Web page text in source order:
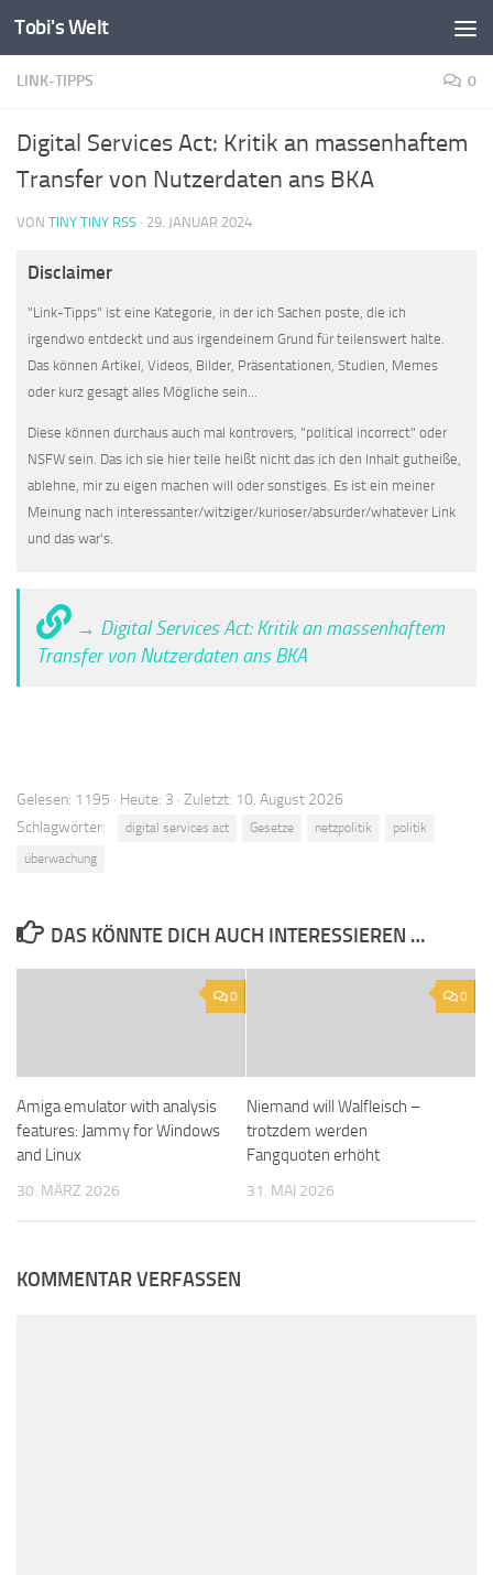
Zum Inhalt springen
Tobi's Welt
LINK-TIPPS 0
Digital Services Act: Kritik an massenhaftem
Transfer von Nutzerdaten ans BKA
VON TINY TINY RSS · 29. JANUAR 2024
Disclaimer
"Link-Tipps" ist eine Kategorie, in der ich Sachen poste, die ich
irgendwo entdeckt und aus irgendeinem Grund für teilenswert halte.
Das können Artikel, Videos, Bilder, Präsentationen, Studien, Memes
oder kurz gesagt alles Mögliche sein...
Diese können durchaus auch mal kontrovers, "political incorrect" oder
NSFW sein. Das ich sie hier teile heißt nicht das ich den Inhalt gutheiße,
ablehne, mir zu eigen machen will oder sonstiges. Es ist ein meiner
Meinung nach interessanter/witziger/kurioser/absurder/whatever Link
und das war's.
→ Digital Services Act: Kritik an massenhaftem
Transfer von Nutzerdaten ans BKA
Gelesen: 1195 · Heute: 3 · Zuletzt: 10. August 2026
Schlagwörter:
digital services act Gesetze netzpolitik
politik
überwachung
DAS KÖNNTE DICH AUCH INTERESSIEREN …
0
Amiga emulator with analysis
features: Jammy for Windows
and Linux
30. MÄRZ 2026
0
Niemand will Walfleisch –
trotzdem werden
Fangquoten erhöht
31. MAI 2026
KOMMENTAR VERFASSEN